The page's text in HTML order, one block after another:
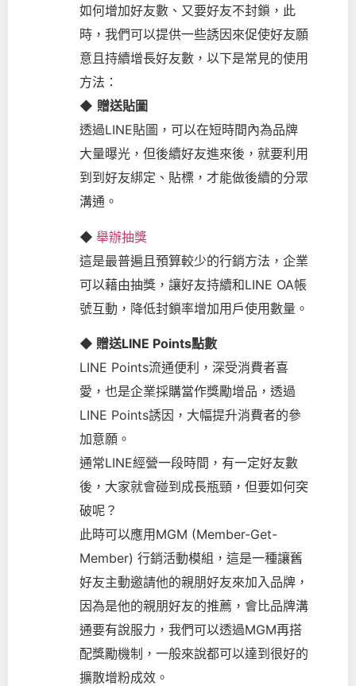
如何增加好友數、又要好友不封鎖，此
時，我們可以提供一些誘因來促使好友願
意且持續增長好友數，以下是常見的使用
方法：
◆ 贈送貼圖
透過LINE貼圖，可以在短時間內為品牌
大量曝光，但後續好友進來後，就要利用
到到好友綁定、貼標，才能做後續的分眾
溝通。
◆ 舉辦抽獎
這是最普遍且預算較少的行銷方法，企業
可以藉由抽獎，讓好友持續和LINE OA帳
號互動，降低封鎖率增加用戶使用數量。
◆ 贈送LINE Points點數
LINE Points流通便利，深受消費者喜
愛，也是企業採購當作獎勵增品，透過
LINE Points誘因，大幅提升消費者的參
加意願。
通常LINE經營一段時間，有一定好友數
後，大家就會碰到成長瓶頸，但要如何突
破呢？
此時可以應用MGM (Member-Get-
Member) 行銷活動模組，這是一種讓舊
好友主動邀請他的親朋好友來加入品牌，
因為是他的親朋好友的推薦，會比品牌溝
通要有說服力，我們可以透過MGM再搭
配獎勵機制，一般來說都可以達到很好的
擴散增粉成效。